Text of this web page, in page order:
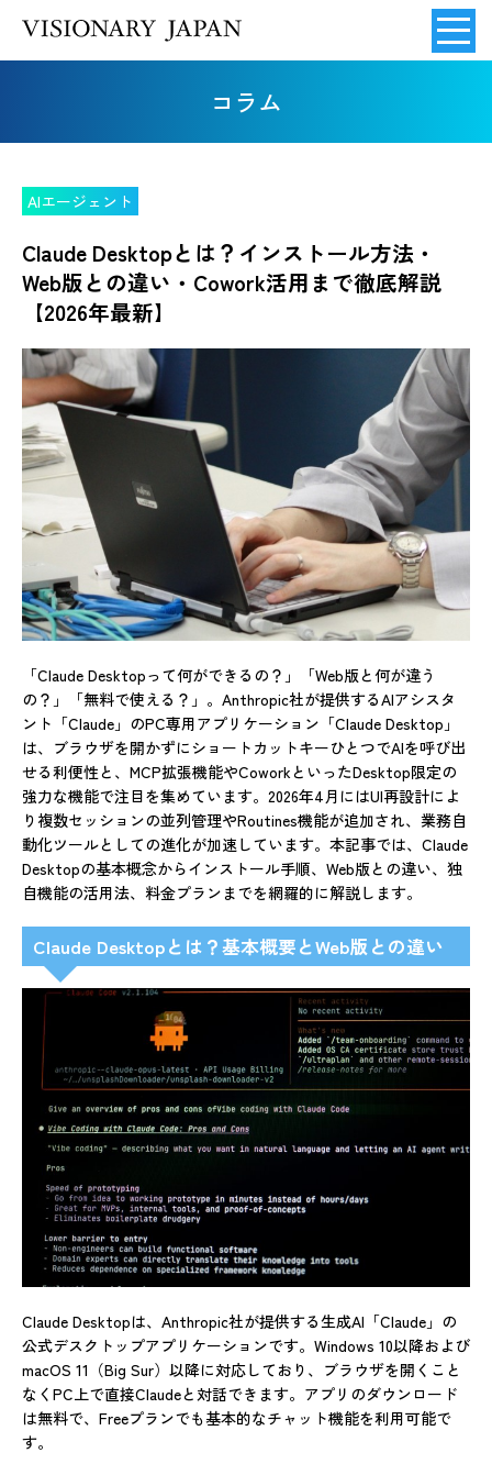
コラム
AIエージェント
Claude Desktopとは？インストール方法・
Web版との違い・Cowork活用まで徹底解説
【2026年最新】
「Claude Desktopって何ができるの？」「Web版と何が違う
の？」「無料で使える？」。Anthropic社が提供するAIアシスタ
ント「Claude」のPC専用アプリケーション「Claude Desktop」
は、ブラウザを開かずにショートカットキーひとつでAIを呼び出
せる利便性と、MCP拡張機能やCoworkといったDesktop限定の
強力な機能で注目を集めています。2026年4月にはUI再設計によ
り複数セッションの並列管理やRoutines機能が追加され、業務自
動化ツールとしての進化が加速しています。本記事では、Claude
Desktopの基本概念からインストール手順、Web版との違い、独
自機能の活用法、料金プランまでを網羅的に解説します。
Claude Desktopとは？基本概要とWeb版との違い
Claude Desktopは、Anthropic社が提供する生成AI「Claude」の
公式デスクトップアプリケーションです。Windows 10以降および
macOS 11（Big Sur）以降に対応しており、ブラウザを開くこと
なくPC上で直接Claudeと対話できます。アプリのダウンロード
は無料で、Freeプランでも基本的なチャット機能を利用可能で
す。